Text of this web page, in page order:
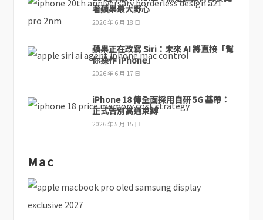
著蘋果最大野心
2026 年 6 月 18 日
蘋果正在改寫 Siri：未來 AI 將直接「幫
你操作 iPhone」
2026 年 6 月 17 日
iPhone 18 傳全面採用自研 5G 基帶：
正式告別高通束縛
2026 年 5 月 15 日
Mac